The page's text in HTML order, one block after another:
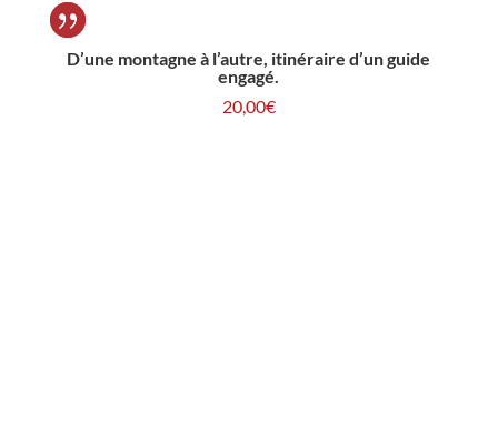
D’une montagne à l’autre, itinéraire d’un guide
engagé.
20,00€